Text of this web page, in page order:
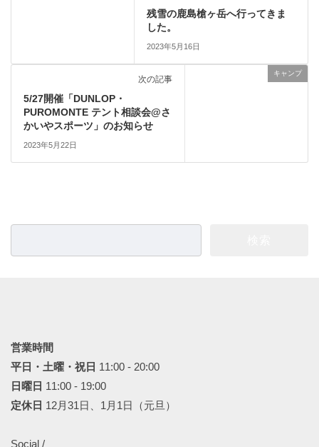
残雪の鹿島槍ヶ岳へ行ってきま
した。
2023年5月16日
キャンプ
次の記事
5/27開催「DUNLOP・
PUROMONTE テント相談会@さ
かいやスポーツ」のお知らせ
2023年5月22日
索:
営業時間
平日・土曜・祝日 11:00 - 20:00
日曜日 11:00 - 19:00
定休日 12月31日、1月1日（元旦）
Social /